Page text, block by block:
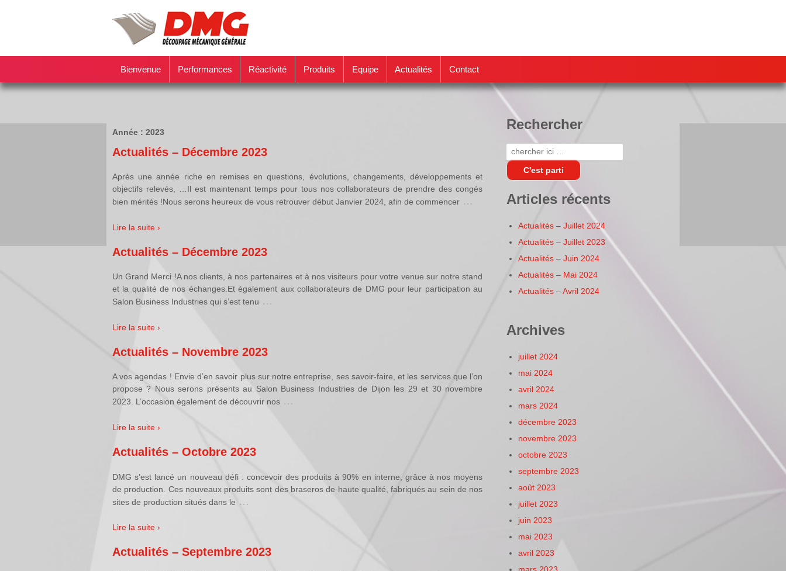
Bienvenue Performances Réactivité Produits Equipe Actualités Contact
Année : 2023
Actualités – Décembre 2023
Après une année riche en remises en questions, évolutions, changements, développements et
objectifs relevés, …Il est maintenant temps pour tous nos collaborateurs de prendre des congés
bien mérités !Nous serons heureux de vous retrouver début Janvier 2024, afin de commencer …
Lire la suite ›
Actualités – Décembre 2023
Un Grand Merci !A nos clients, à nos partenaires et à nos visiteurs pour votre venue sur notre stand
et la qualité de nos échanges.Et également aux collaborateurs de DMG pour leur participation au
Salon Business Industries qui s’est tenu …
Lire la suite ›
Actualités – Novembre 2023
A vos agendas ! Envie d’en savoir plus sur notre entreprise, ses savoir-faire, et les services que l’on
propose ? Nous serons présents au Salon Business Industries de Dijon les 29 et 30 novembre
2023. L’occasion également de découvrir nos …
Lire la suite ›
Actualités – Octobre 2023
DMG s’est lancé un nouveau défi : concevoir des produits à 90% en interne, grâce à nos moyens
de production. Ces nouveaux produits sont des braseros de haute qualité, fabriqués au sein de nos
sites de production situés dans le …
Lire la suite ›
Actualités – Septembre 2023
Rechercher
Recherche
pour:
Articles récents
Actualités – Juillet 2024
Actualités – Juillet 2023
Actualités – Juin 2024
Actualités – Mai 2024
Actualités – Avril 2024
Archives
juillet 2024
mai 2024
avril 2024
mars 2024
décembre 2023
novembre 2023
octobre 2023
septembre 2023
août 2023
juillet 2023
juin 2023
mai 2023
avril 2023